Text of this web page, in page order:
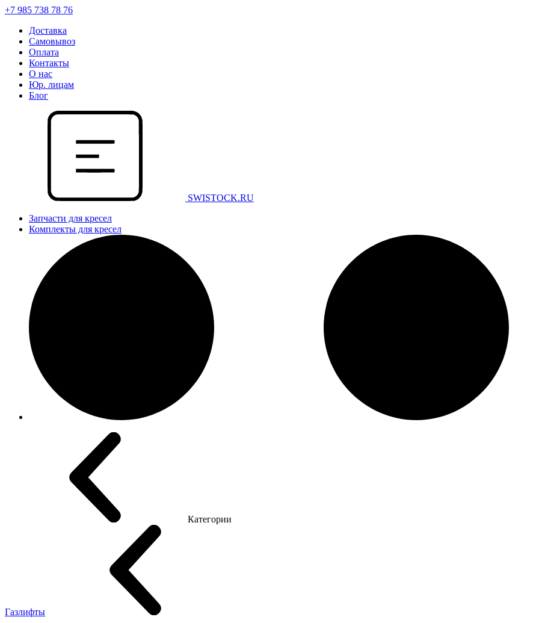
+7 985 738 78 76
Доставка
Самовывоз
Оплата
Контакты
О нас
Юр. лицам
Блог
SWISTOCK.RU
Запчасти для кресел
Комплекты для кресел
Категории
Газлифты